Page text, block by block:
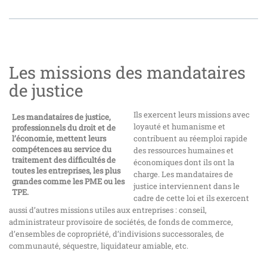
Les missions des mandataires
de justice
Les mandataires de justice,
professionnels du droit et de
l’économie, mettent leurs
compétences au service du
traitement des difficultés de
toutes les entreprises, les plus
grandes comme les PME ou les
TPE.
Ils exercent leurs missions avec
loyauté et humanisme et
contribuent au réemploi rapide
des ressources humaines et
économiques dont ils ont la
charge. Les mandataires de
justice interviennent dans le
cadre de cette loi et ils exercent
aussi d’autres missions utiles aux entreprises : conseil,
administrateur provisoire de sociétés, de fonds de commerce,
d’ensembles de copropriété, d’indivisions successorales, de
communauté, séquestre, liquidateur amiable, etc.